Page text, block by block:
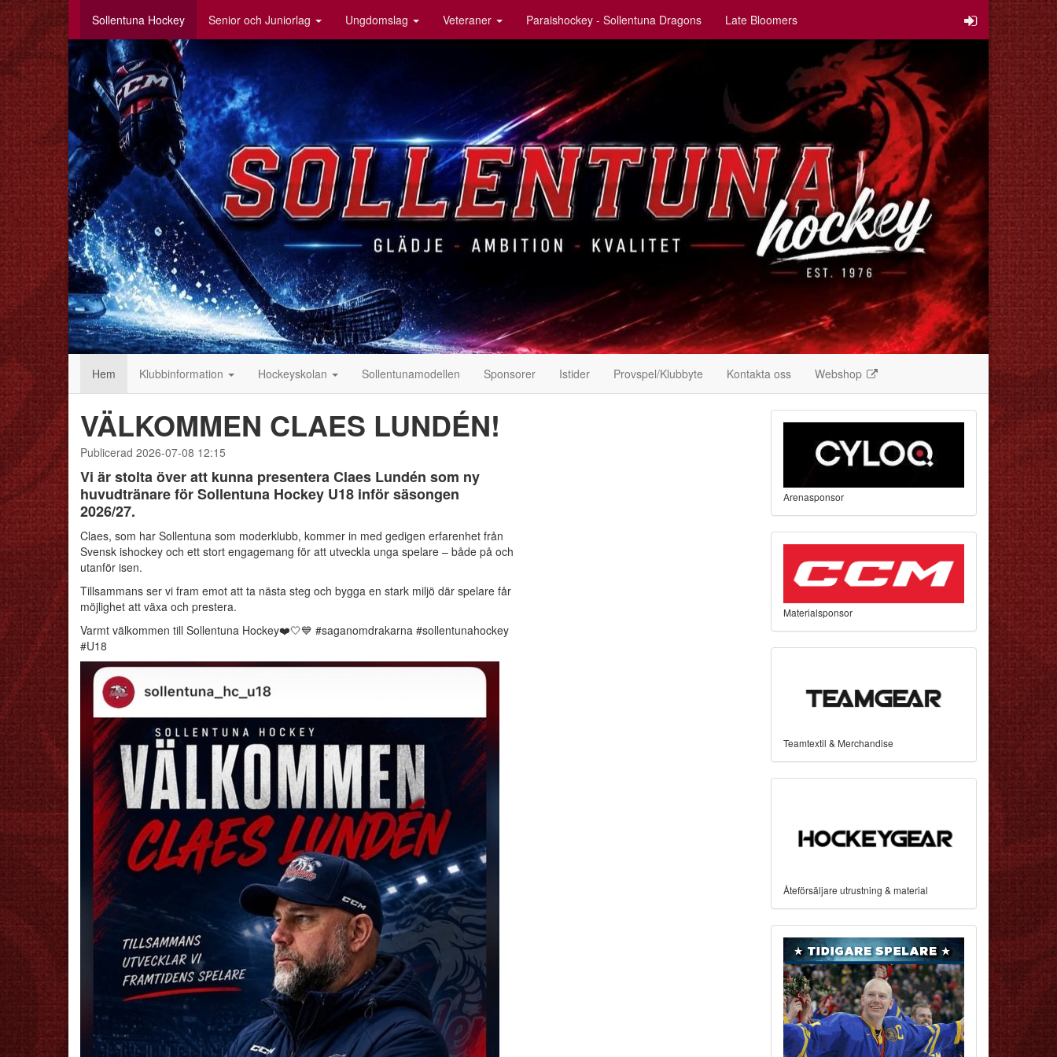
Sollentuna Hockey Senior och Juniorlag Ungdomslag Veteraner Paraishockey - Sollentuna Dragons Late Bloomers
Hem Klubbinformation Hockeyskolan Sollentunamodellen Sponsorer Istider Provspel/Klubbyte Kontakta oss Webshop
VÄLKOMMEN CLAES LUNDÉN!
Publicerad 2026-07-08 12:15
Vi är stolta över att kunna presentera Claes Lundén som ny
huvudtränare för Sollentuna Hockey U18 inför säsongen
2026/27.
Claes, som har Sollentuna som moderklubb, kommer in med gedigen erfarenhet från
Svensk ishockey och ett stort engagemang för att utveckla unga spelare – både på och
utanför isen.
Tillsammans ser vi fram emot att ta nästa steg och bygga en stark miljö där spelare får
möjlighet att växa och prestera.
Varmt välkommen till Sollentuna Hockey❤️🤍💙 #saganomdrakarna #sollentunahockey
#U18
Arenasponsor
Materialsponsor
Teamtextil & Merchandise
Åteförsäljare utrustning & material